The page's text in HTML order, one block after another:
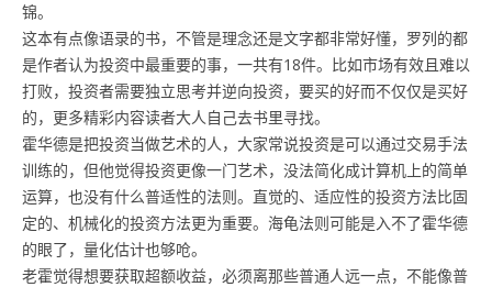
锦。
这本有点像语录的书，不管是理念还是文字都非常好懂，罗列的都
是作者认为投资中最重要的事，一共有18件。比如市场有效且难以
打败，投资者需要独立思考并逆向投资，要买的好而不仅仅是买好
的，更多精彩内容读者大人自己去书里寻找。
霍华德是把投资当做艺术的人，大家常说投资是可以通过交易手法
训练的，但他觉得投资更像一门艺术，没法简化成计算机上的简单
运算，也没有什么普适性的法则。直觉的、适应性的投资方法比固
定的、机械化的投资方法更为重要。海龟法则可能是入不了霍华德
的眼了，量化估计也够呛。
老霍觉得想要获取超额收益，必须离那些普通人远一点，不能像普